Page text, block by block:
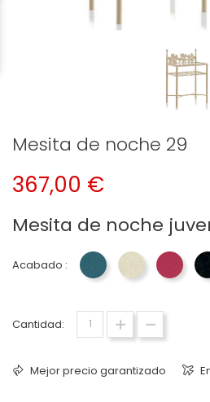
Mesita de noche 29
367,00 €
Mesita de noche
Acabado : Azul 33 Dormitorios
Crema 22
Cantidad:
Mejor precio garantizado